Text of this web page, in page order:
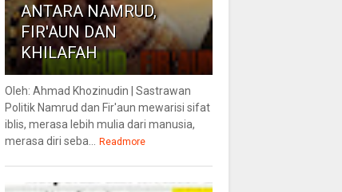
ANTARA NAMRUD,
FIR'AUN DAN
KHILAFAH
Oleh: Ahmad Khozinudin | Sastrawan
Politik Namrud dan Fir'aun mewarisi sifat
iblis, merasa lebih mulia dari manusia,
merasa diri seba...
Readmore